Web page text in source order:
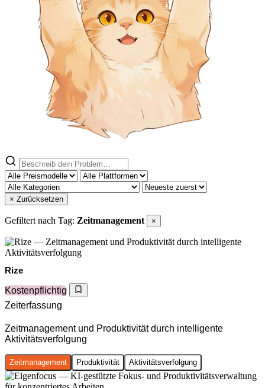
× Zurücksetzen
Gefiltert nach Tag: Zeitmanagement ×
Rize
Kostenpflichtig
Zeiterfassung
Zeitmanagement und Produktivität durch intelligente
Aktivitätsverfolgung
Zeitmanagement Produktivität Aktivitätsverfolgung